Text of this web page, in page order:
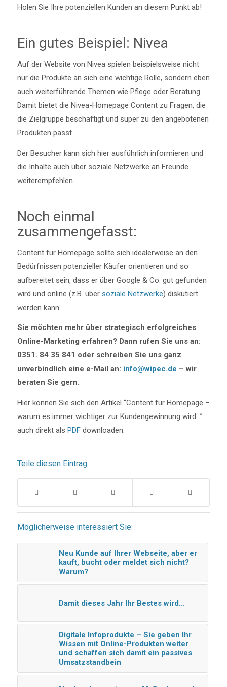
Holen Sie Ihre potenziellen Kunden an diesem Punkt ab!
Ein gutes Beispiel: Nivea
Auf der Website von Nivea spielen beispielsweise nicht
nur die Produkte an sich eine wichtige Rolle, sondern eben
auch weiterführende Themen wie Pflege oder Beratung.
Damit bietet die Nivea-Homepage Content zu Fragen, die
die Zielgruppe beschäftigt und super zu den angebotenen
Produkten passt.
Der Besucher kann sich hier ausführlich informieren und
die Inhalte auch über soziale Netzwerke an Freunde
weiterempfehlen.
Noch einmal
zusammengefasst:
Content für Homepage sollte sich idealerweise an den
Bedürfnissen potenzieller Käufer orientieren und so
aufbereitet sein, dass er über Google & Co. gut gefunden
wird und online (z.B. über soziale Netzwerke) diskutiert
werden kann.
Sie möchten mehr über strategisch erfolgreiches
Online-Marketing erfahren? Dann rufen Sie uns an:
0351. 84 35 841 oder schreiben Sie uns ganz
unverbindlich eine e-Mail an: info@wipec.de – wir
beraten Sie gern.
Hier können Sie sich den Artikel “Content für Homepage –
warum es immer wichtiger zur Kundengewinnung wird…”
auch direkt als PDFdownloaden.
Teile diesen Eintrag
Möglicherweise interessiert Sie:
Neu Kunde auf Ihrer Webseite, aber er
kauft, bucht oder meldet sich nicht?
Warum?
Damit dieses Jahr Ihr Bestes wird...
Digitale Infoprodukte – Sie geben Ihr
Wissen mit Online-Produkten weiter
und schaffen sich damit ein passives
Umsatzstandbein